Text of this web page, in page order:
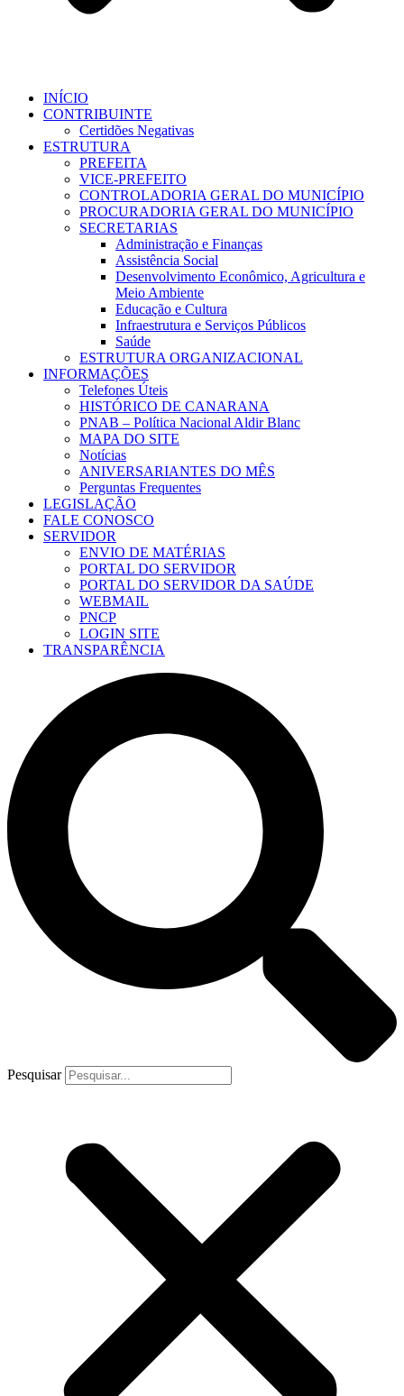
INÍCIO
CONTRIBUINTE
Certidões Negativas
ESTRUTURA
PREFEITA
VICE-PREFEITO
CONTROLADORIA GERAL DO MUNICÍPIO
PROCURADORIA GERAL DO MUNICÍPIO
SECRETARIAS
Administração e Finanças
Assistência Social
Desenvolvimento Econômico, Agricultura e
Meio Ambiente
Educação e Cultura
Infraestrutura e Serviços Públicos
Saúde
ESTRUTURA ORGANIZACIONAL
INFORMAÇÕES
Telefones Úteis
HISTÓRICO DE CANARANA
PNAB – Política Nacional Aldir Blanc
MAPA DO SITE
Notícias
ANIVERSARIANTES DO MÊS
Perguntas Frequentes
LEGISLAÇÃO
FALE CONOSCO
SERVIDOR
ENVIO DE MATÉRIAS
PORTAL DO SERVIDOR
PORTAL DO SERVIDOR DA SAÚDE
WEBMAIL
PNCP
LOGIN SITE
TRANSPARÊNCIA
Pesquisar